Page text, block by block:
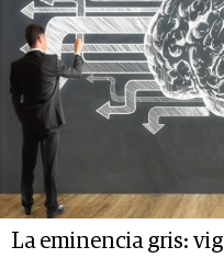
La eminencia gris: